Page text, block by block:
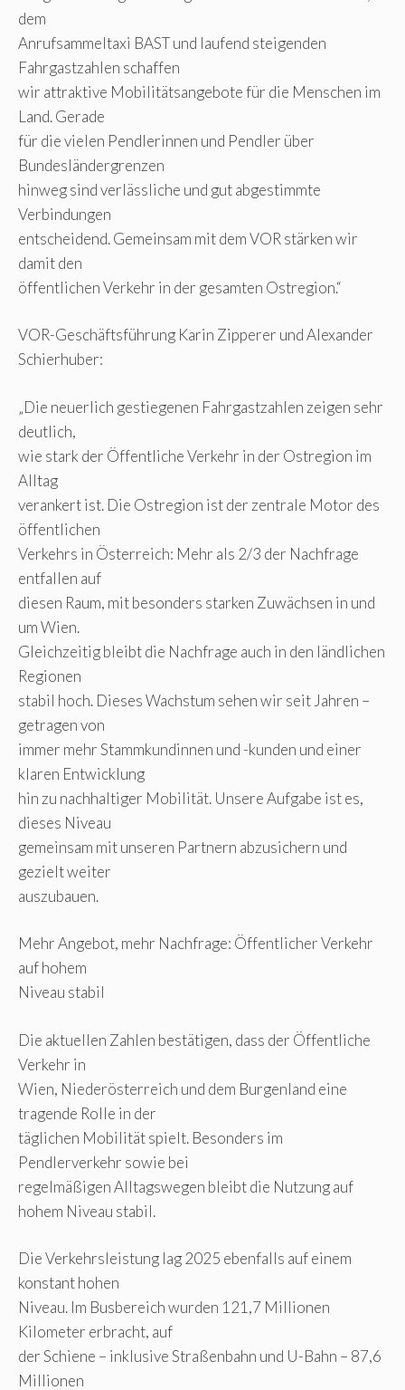
dem
Anrufsammeltaxi BAST und laufend steigenden
Fahrgastzahlen schaffen
wir attraktive Mobilitätsangebote für die Menschen im
Land. Gerade
für die vielen Pendlerinnen und Pendler über
Bundesländergrenzen
hinweg sind verlässliche und gut abgestimmte
Verbindungen
entscheidend. Gemeinsam mit dem VOR stärken wir
damit den
öffentlichen Verkehr in der gesamten Ostregion.“
VOR-Geschäftsführung Karin Zipperer und Alexander
Schierhuber:
„Die neuerlich gestiegenen Fahrgastzahlen zeigen sehr
deutlich,
wie stark der Öffentliche Verkehr in der Ostregion im
Alltag
verankert ist. Die Ostregion ist der zentrale Motor des
öffentlichen
Verkehrs in Österreich: Mehr als 2/3 der Nachfrage
entfallen auf
diesen Raum, mit besonders starken Zuwächsen in und
um Wien.
Gleichzeitig bleibt die Nachfrage auch in den ländlichen
Regionen
stabil hoch. Dieses Wachstum sehen wir seit Jahren –
getragen von
immer mehr Stammkundinnen und -kunden und einer
klaren Entwicklung
hin zu nachhaltiger Mobilität. Unsere Aufgabe ist es,
dieses Niveau
gemeinsam mit unseren Partnern abzusichern und
gezielt weiter
auszubauen.
Mehr Angebot, mehr Nachfrage: Öffentlicher Verkehr
auf hohem
Niveau stabil
Die aktuellen Zahlen bestätigen, dass der Öffentliche
Verkehr in
Wien, Niederösterreich und dem Burgenland eine
tragende Rolle in der
täglichen Mobilität spielt. Besonders im
Pendlerverkehr sowie bei
regelmäßigen Alltagswegen bleibt die Nutzung auf
hohem Niveau stabil.
Die Verkehrsleistung lag 2025 ebenfalls auf einem
konstant hohen
Niveau. Im Busbereich wurden 121,7 Millionen
Kilometer erbracht, auf
der Schiene – inklusive Straßenbahn und U-Bahn – 87,6
Millionen